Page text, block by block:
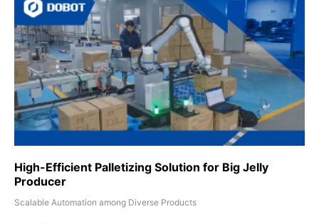
High-Efficient Palletizing Solution for Big Jelly
Producer
Scalable Automation among Diverse Products